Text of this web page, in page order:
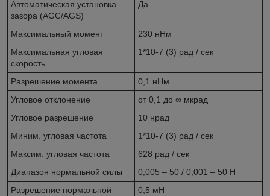
Автоматическая установка
зазора (AGC/AGS)
Да
Максимальный момент
230 нНм
Максимальная угловая
скорость
1*10-7 (3) рад / сек
Разрешение момента
0,1 нНм
Угловое отклонение
от 0,1 до ∞ мкрад
Угловое разрешение
10 нрад
Миним. угловая частота
1*10-7 (3) рад / сек
Максим. угловая частота
628 рад / сек
Диапазон нормальной силы
0,005 – 50 / 0,001 – 50 Н
Разрешение нормальной
0,5 мН